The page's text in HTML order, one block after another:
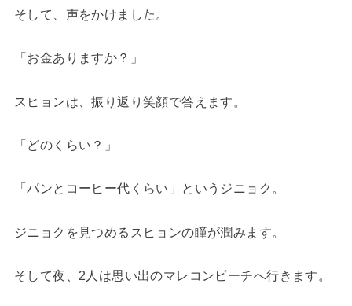
そして、声をかけました。
「お金ありますか？」
スヒョンは、振り返り笑顔で答えます。
「どのくらい？」
「パンとコーヒー代くらい」というジニョク。
ジニョクを見つめるスヒョンの瞳が潤みます。
そして夜、2人は思い出のマレコンビーチへ行きます。